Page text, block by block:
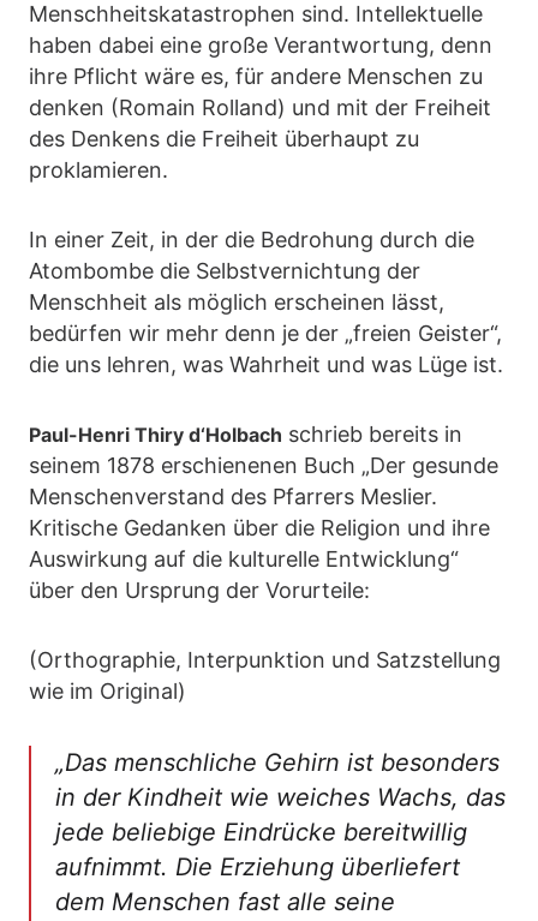
Menschheitskatastrophen sind. Intellektuelle
haben dabei eine große Verantwortung, denn
ihre Pflicht wäre es, für andere Menschen zu
denken (Romain Rolland) und mit der Freiheit
des Denkens die Freiheit überhaupt zu
proklamieren.
In einer Zeit, in der die Bedrohung durch die
Atombombe die Selbstvernichtung der
Menschheit als möglich erscheinen lässt,
bedürfen wir mehr denn je der „freien Geister“,
die uns lehren, was Wahrheit und was Lüge ist.
Paul-Henri Thiry d‘Holbach schrieb bereits in
seinem 1878 erschienenen Buch „Der gesunde
Menschenverstand des Pfarrers Meslier.
Kritische Gedanken über die Religion und ihre
Auswirkung auf die kulturelle Entwicklung“
über den Ursprung der Vorurteile:
(Orthographie, Interpunktion und Satzstellung
wie im Original)
„Das menschliche Gehirn ist besonders
in der Kindheit wie weiches Wachs, das
jede beliebige Eindrücke bereitwillig
aufnimmt. Die Erziehung überliefert
dem Menschen fast alle seine